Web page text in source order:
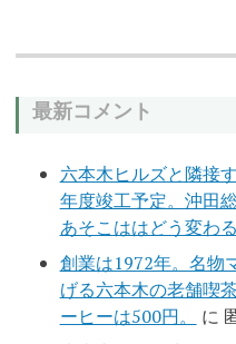
最新コメント
六本木ヒルズと隣接
年度竣工予定。沖田
あそこははどう変わ
創業は1972年。名物
げる六本木の老舗喫
ーヒーは500円。
に